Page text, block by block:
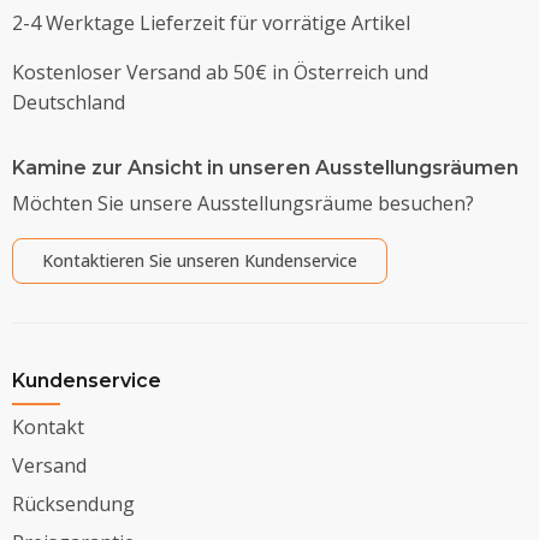
2-4 Werktage Lieferzeit für vorrätige Artikel
Kostenloser Versand ab 50€ in Österreich und
Deutschland
Kamine zur Ansicht in unseren Ausstellungsräumen
Möchten Sie unsere Ausstellungsräume besuchen?
Kontaktieren Sie unseren Kundenservice
Kundenservice
Kontakt
Versand
Rücksendung